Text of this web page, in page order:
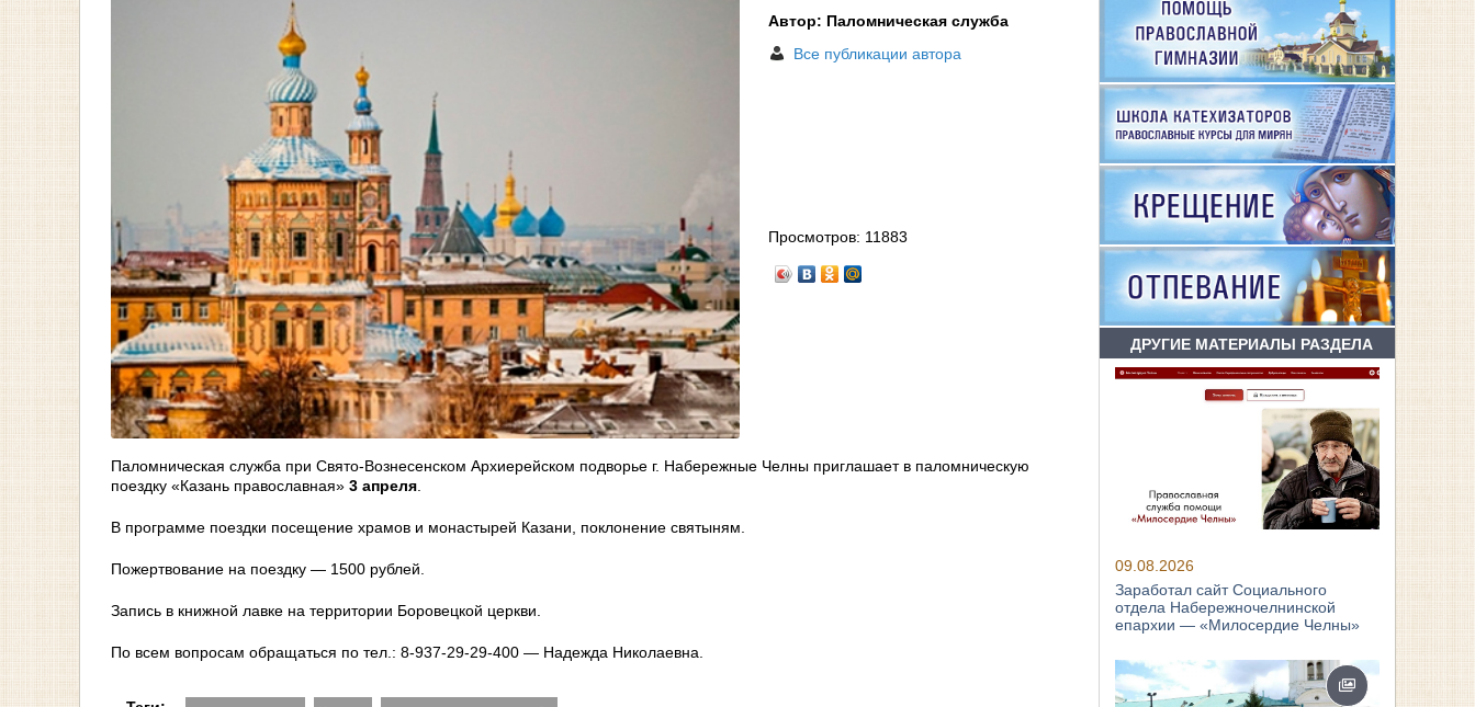
Автор: Паломническая служба
Все публикации автора
Просмотров: 11883
Паломническая служба при Свято-Вознесенском Архиерейском подворье г. Набережные Челны приглашает в паломническую
поездку «Казань православная» 3 апреля.
В программе поездки посещение храмов и монастырей Казани, поклонение святыням.
Пожертвование на поездку — 1500 рублей.
Запись в книжной лавке на территории Боровецкой церкви.
По всем вопросам обращаться по тел.: 8-937-29-29-400 — Надежда Николаевна.
ДРУГИЕ МАТЕРИАЛЫ РАЗДЕЛА
09.08.2026
Заработал сайт Социального
отдела Набережночелнинской
епархии — «Милосердие Челны»